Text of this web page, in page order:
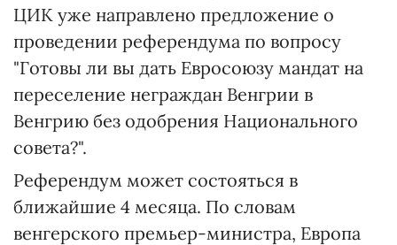
ЦИК уже направлено предложение о
проведении референдума по вопросу
"Готовы ли вы дать Евросоюзу мандат на
переселение неграждан Венгрии в
Венгрию без одобрения Национального
совета?".
Референдум может состояться в
ближайшие 4 месяца. По словам
венгерского премьер-министра, Европа